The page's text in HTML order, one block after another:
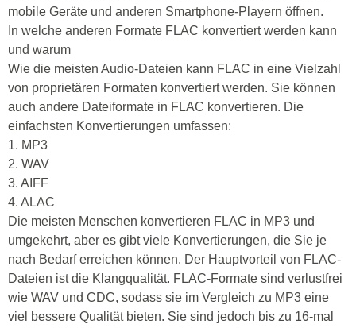
mobile Geräte und anderen Smartphone-Playern öffnen.
In welche anderen Formate FLAC konvertiert werden kann
und warum
Wie die meisten Audio-Dateien kann FLAC in eine Vielzahl
von proprietären Formaten konvertiert werden. Sie können
auch andere Dateiformate in FLAC konvertieren. Die
einfachsten Konvertierungen umfassen:
1. MP3
2. WAV
3. AIFF
4. ALAC
Die meisten Menschen konvertieren FLAC in MP3 und
umgekehrt, aber es gibt viele Konvertierungen, die Sie je
nach Bedarf erreichen können. Der Hauptvorteil von FLAC-
Dateien ist die Klangqualität. FLAC-Formate sind verlustfrei
wie WAV und CDC, sodass sie im Vergleich zu MP3 eine
viel bessere Qualität bieten. Sie sind jedoch bis zu 16-mal